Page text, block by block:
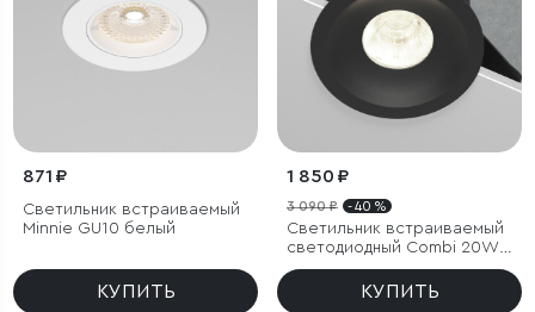
871 ₽
Светильник встраиваемый
Minnie GU10 белый
КУПИТЬ
1 850 ₽
3 090 ₽ - 40 %
Светильник встраиваемый
светодиодный Combi 20W
4000K черный
КУПИТЬ